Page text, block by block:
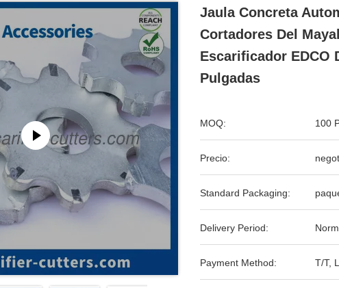
Jaula Concreta
Cortadores Del
Escarificador EDCO
Pulgadas
MOQ: 100
Precio:
Standard Packaging:
Delivery Period:
Payment Method: T/T,